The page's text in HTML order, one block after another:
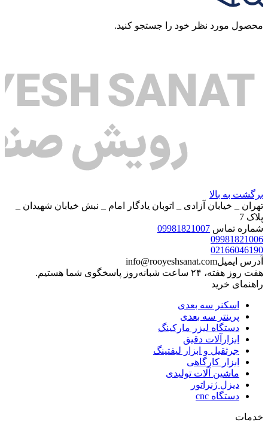
محصول مورد نظر خود را جستجو کنید.
برگشت به بالا
تهران _ خیابان آزادی _ اتوبان یادگار امام _ نبش خیابان شهیدان _
پلاک 7
شماره تماس 09981821007
09981821006
02166046190
آدرس ایمیلinfo@rooyeshsanat.com
هفت روز هفته، ۲۴ ساعت شبانه‌روز پاسخگوی شما هستیم.
راهنمای خرید
اسکنر سه بعدی
پرینتر سه بعدی
دستگاه لیزر مارکینگ
ابزارآلات دقیق
جرثقیل و ابزار لیفتینگ
ابزار کارگاهی
ماشین آلات تولیدی
دیزل ژنراتور
دستگاه cnc
خدمات